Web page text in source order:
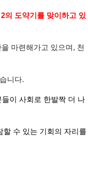
의 도약기를 맞이하고 있
마련해가고 있으며, 천
니다.
이 사회로 한발짝 더 나
할 수 있는 기회의 자리를